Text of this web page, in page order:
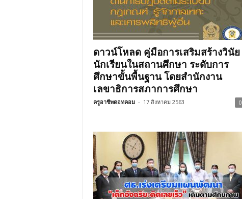
ดาวน์โหลด คู่มือการเสริมสร้างวินัย
นักเรียนในสถานศึกษา ระดับการ
ศึกษาขั้นพื้นฐาน โดยสำนักงาน
เลขาธิการสภาการศึกษา
ครูอาชีพดอทคอม - 17 สิงหาคม 2563 0